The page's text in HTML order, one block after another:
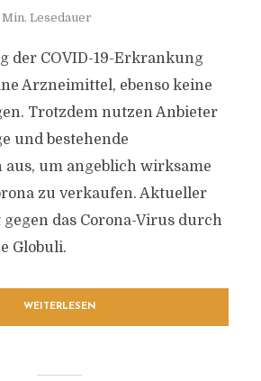
Min. Lesedauer
der COVID-19-Erkrankung
Arzneimittel, ebenso keine
Trotzdem nutzen Anbieter
und bestehende
um angeblich wirksame
zu verkaufen. Aktueller
das Corona-Virus durch
Globuli.
WEITERLESEN